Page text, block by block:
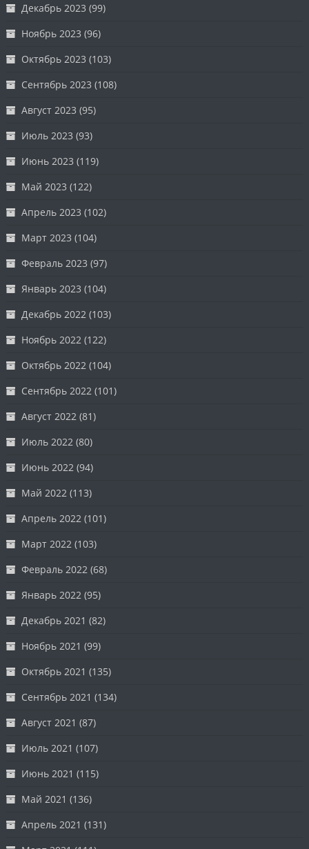
Декабрь 2023 (99)
Ноябрь 2023 (96)
Октябрь 2023 (103)
Сентябрь 2023 (108)
Август 2023 (95)
Июль 2023 (93)
Июнь 2023 (119)
Май 2023 (122)
Апрель 2023 (102)
Март 2023 (104)
Февраль 2023 (97)
Январь 2023 (104)
Декабрь 2022 (103)
Ноябрь 2022 (122)
Октябрь 2022 (104)
Сентябрь 2022 (101)
Август 2022 (81)
Июль 2022 (80)
Июнь 2022 (94)
Май 2022 (113)
Апрель 2022 (101)
Март 2022 (103)
Февраль 2022 (68)
Январь 2022 (95)
Декабрь 2021 (82)
Ноябрь 2021 (99)
Октябрь 2021 (135)
Сентябрь 2021 (134)
Август 2021 (87)
Июль 2021 (107)
Июнь 2021 (115)
Май 2021 (136)
Апрель 2021 (131)